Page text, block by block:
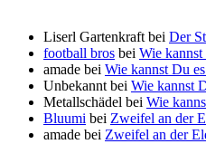
Liserl Gartenkraftbei Der
football bros bei Wie
amade bei Wie kannst Du
Unbekanntbei Wie kannst
Metallschädel bei Wie
Bluumi bei Zweifel an der
amade bei Zweifel an der